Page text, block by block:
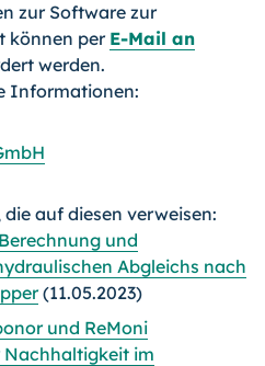
zur Software zur
können per E-Mail an
werden.
Informationen:
auf diesen verweisen:
und
Abgleichs nach
(11.05.2023)
und ReMoni
Nachhaltigkeit im